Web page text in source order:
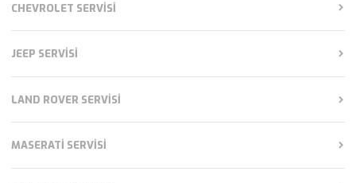
CHEVROLET SERVISI
JEEP SERVISI
LAND ROVER SERVISI
MASERATI SERVISI